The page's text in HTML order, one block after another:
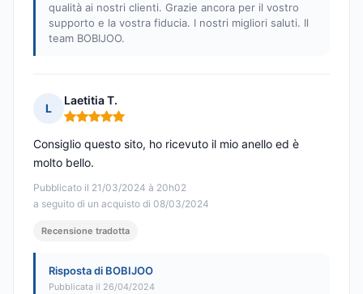
qualità ai nostri clienti. Grazie ancora per il vostro
supporto e la vostra fiducia. I nostri migliori saluti. Il
team BOBIJOO.
L
Laetitia T.
Nota: 5 su 5
Pubblicato il 21/03/2024 à 20h02
a seguito di un acquisto di 08/03/2024
Consiglio questo sito, ho ricevuto il mio anello ed è
molto bello.
Recensione tradotta
Risposta di BOBIJOO
Pubblicata il 26/04/2024